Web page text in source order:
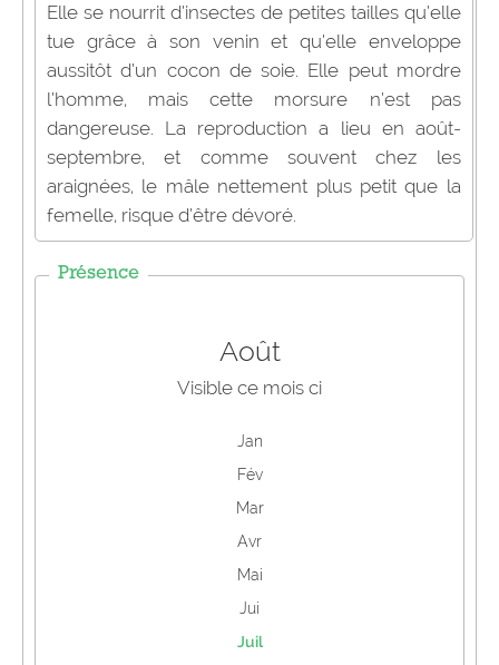
Elle se nourrit d’insectes de petites tailles qu’elle
tue grâce à son venin et qu’elle enveloppe
aussitôt d’un cocon de soie. Elle peut mordre
l’homme, mais cette morsure n’est pas
dangereuse. La reproduction a lieu en août-
septembre, et comme souvent chez les
araignées, le mâle nettement plus petit que la
femelle, risque d’être dévoré.
Présence
Août
Visible ce mois ci
Jan
Fév
Mar
Avr
Mai
Jui
Juil